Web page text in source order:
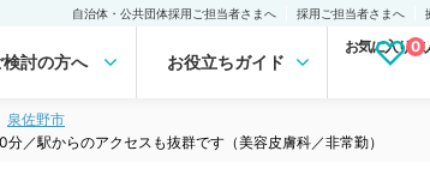
自治体・公共団体採用ご担当者さまへ 採用ご担当者さまへ
討の方へ お役立ちガイド
お気に入り求
0
泉佐野市
／駅からのアクセスも抜群です（美容皮膚科／非常勤）